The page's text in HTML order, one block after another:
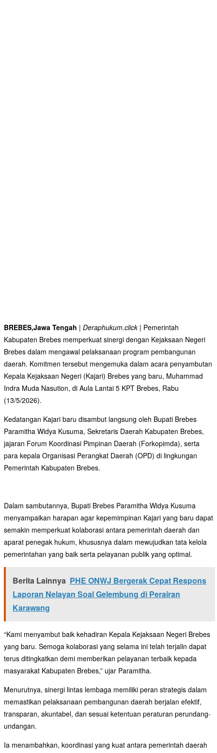
BREBES,Jawa Tengah | Deraphukum.click | Pemerintah
Kabupaten Brebes memperkuat sinergi dengan Kejaksaan Negeri
Brebes dalam mengawal pelaksanaan program pembangunan
daerah. Komitmen tersebut mengemuka dalam acara penyambutan
Kepala Kejaksaan Negeri (Kajari) Brebes yang baru, Muhammad
Indra Muda Nasution, di Aula Lantai 5 KPT Brebes, Rabu
(13/5/2026).
Kedatangan Kajari baru disambut langsung oleh Bupati Brebes
Paramitha Widya Kusuma, Sekretaris Daerah Kabupaten Brebes,
jajaran Forum Koordinasi Pimpinan Daerah (Forkopimda), serta
para kepala Organisasi Perangkat Daerah (OPD) di lingkungan
Pemerintah Kabupaten Brebes.
Dalam sambutannya, Bupati Brebes Paramitha Widya Kusuma
menyampaikan harapan agar kepemimpinan Kajari yang baru dapat
semakin memperkuat kolaborasi antara pemerintah daerah dan
aparat penegak hukum, khususnya dalam mewujudkan tata kelola
pemerintahan yang baik serta pelayanan publik yang optimal.
Berita Lainnya PHE ONWJ Bergerak Cepat Respons
Laporan Nelayan Soal Gelembung di Perairan
Karawang
“Kami menyambut baik kehadiran Kepala Kejaksaan Negeri Brebes
yang baru. Semoga kolaborasi yang selama ini telah terjalin dapat
terus ditingkatkan demi memberikan pelayanan terbaik kepada
masyarakat Kabupaten Brebes,” ujar Paramitha.
Menurutnya, sinergi lintas lembaga memiliki peran strategis dalam
memastikan pelaksanaan pembangunan daerah berjalan efektif,
transparan, akuntabel, dan sesuai ketentuan peraturan perundang-
undangan.
Ia menambahkan, koordinasi yang kuat antara pemerintah daerah